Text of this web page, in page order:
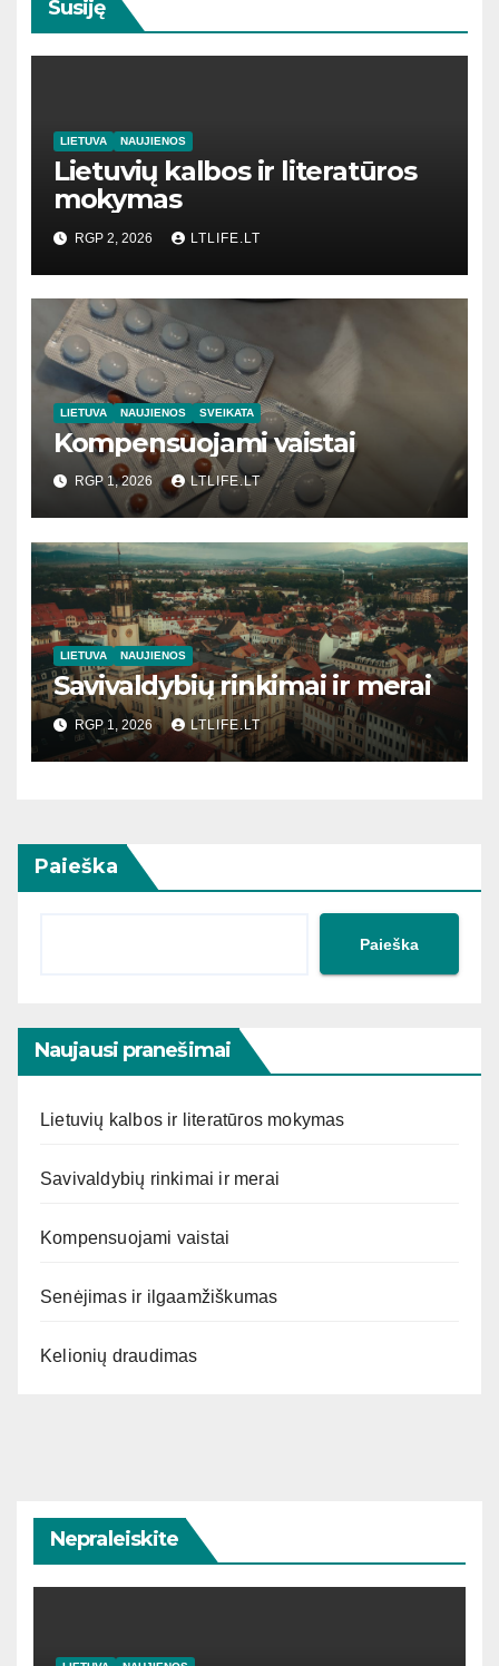
Susiję
LIETUVA NAUJIENOS
Lietuvių kalbos ir literatūros
mokymas
RGP 2, 2026 LTLIFE.LT
LIETUVA NAUJIENOS SVEIKATA
Kompensuojami vaistai
RGP 1, 2026 LTLIFE.LT
LIETUVA NAUJIENOS
Savivaldybių rinkimai ir merai
RGP 1, 2026 LTLIFE.LT
Paieška
Paieška
Naujausi pranešimai
Lietuvių kalbos ir literatūros mokymas
Savivaldybių rinkimai ir merai
Kompensuojami vaistai
Senėjimas ir ilgaamžiškumas
Kelionių draudimas
Nepraleiskite